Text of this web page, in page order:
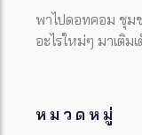
พาไปดอทคอม ชุม
อะไรใหม่ๆ มาเติม
หมวดหมู่